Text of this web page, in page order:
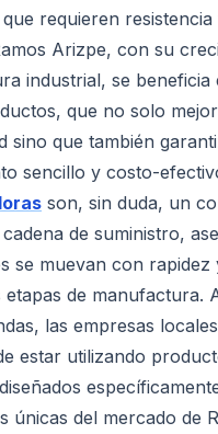
requieren resistencia
Arizpe, con su
industrial, se beneficia
que no solo
sino que también
sencillo y costo-
son, sin duda, un
de suministro,
se muevan con rapidez
etapas de manufactura.
las empresas
estar utilizando
únicas del mercado de